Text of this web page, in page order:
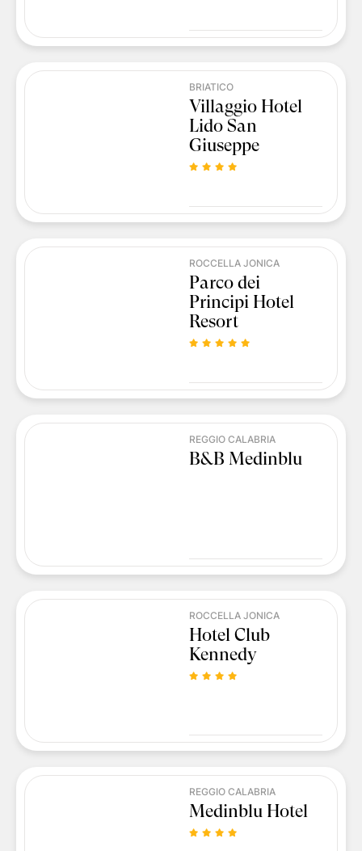
BRIATICO
Villaggio Hotel
Lido San
Giuseppe
ROCCELLA JONICA
Parco dei
Principi Hotel
Resort
REGGIO CALABRIA
B&B Medinblu
ROCCELLA JONICA
Hotel Club
Kennedy
REGGIO CALABRIA
Medinblu Hotel